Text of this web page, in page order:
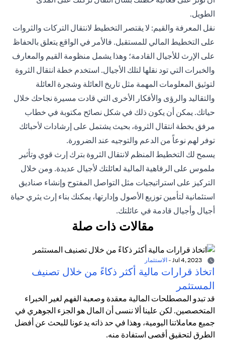
الطويل.
نقل المعرفة والقيم: لا يقتصر التخطيط لانتقال التركات والثروات
على التخطيط المالي للمستقبل. فالأمر في الواقع يتعلق بالحفاظ
على الإرث للأجيال القادمة؛ وهذا يشمل منظومة القيم والمعارف
والخبرات التي تود نقلها لتلك الأجيال. استخدم خطة انتقال الثروة
لتوثيق المعلومات المهمة مثل تاريخ العائلة وشجرة العائلة
والتقاليد والرؤى والأفكار الأخرى التي قادت مسيرة نجاحك خلال
حياتك. يمكن أن يكون ذلك في شكل نصائح مكتوبة في خطاب
مرفق بخطة انتقال الثروة، بحيث يشتمل على إرشادات لأحبائك
توفر لهم نوعاً من الدعم والتوجيه عند الضرورة.
يسمح لك التخطيط المنظم لانتقال الثروة بترك إرث قوي وتأثير
ملموس على الرفاهية المالية لعائلتك لأجيال عديدة. ومن خلال
التركيز على استراتيجيات مثل التواصل المفتوح وإنشاء صناديق
استئمانية لتأمين توزيع الأصول وإدارتها، يمكنك بناء إرث يثري حياة
أجيال وأجيال قادمة في عائلتك.
مقالات ذات صلة
- الاستثمار
اتخاذ قرارات مالية أكثر ذكاءً من خلال تصنيف
المستثمر
قد تبدو المصطلحات المالية معقدة وصعبة الفهم لغير الخبراء
المتخصصين. لكن علينا ألا ننسى أن المال هو الجزء الجوهري في
جميع معاملاتنا اليومية، وهذا في حد ذاته يدعونا للبحث عن أفضل
الطرق لتحقيق أقصى استفادة منه.